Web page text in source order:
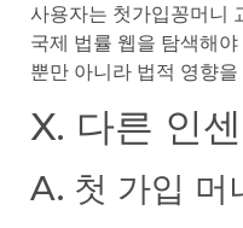
사용자는 첫가입꽁머니
국제 법률 웹을 탐색해
뿐만 아니라 법적 영향
X. 다른 인
A. 첫 가입 머